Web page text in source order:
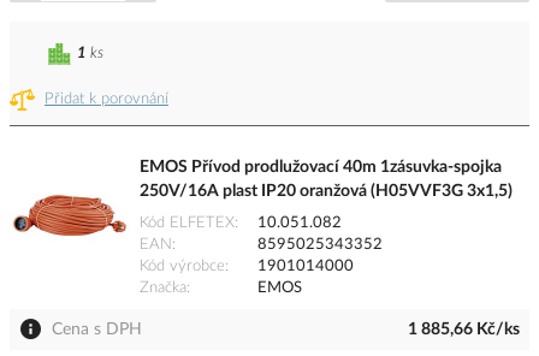
Přidat k porovnání
1 ks
EMOS Přívod prodlužovací 40m 1zásuvka-spojka
250V/16A plast IP20 oranžová (H05VVF3G 3x1,5)
Kód ELFETEX
10.051.082
EAN
8595025343352
Kód výrobce
1901014000
Značka
EMOS
Cena s DPH 1 885,66 Kč/ks